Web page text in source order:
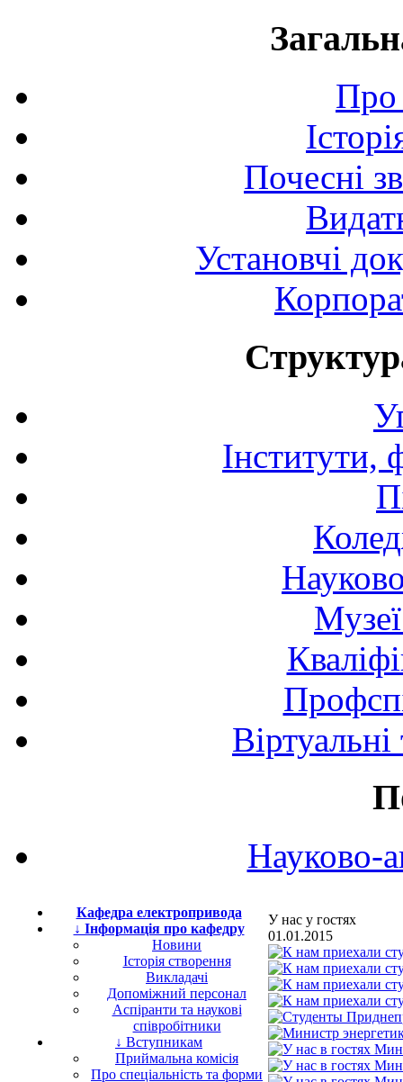
Про
Почесні
Установчі
Інститути,
Науково-
Кафедра електропривода
↓ Інформація про кафедру
Новини
Історія створення
Викладачі
Допоміжний персонал
Аспіранти та наукові
співробітники
↓ Вступникам
Приймальна комісія
Про спеціальність та форми
У нас у гостях
01.01.2015